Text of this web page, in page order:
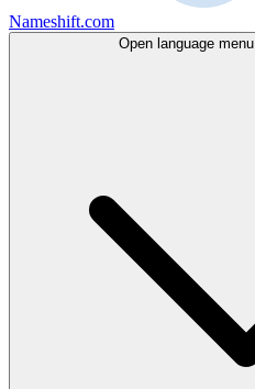
Nameshift.com
Open language menu